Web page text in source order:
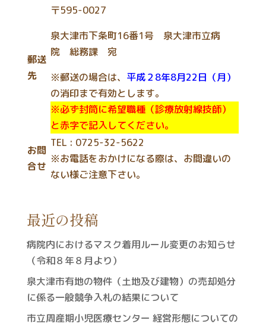
郵送
先
〒595-0027
泉大津市下条町16番1号 泉大津市立病
院 総務課 宛
※郵送の場合は、 平成２8年8月22日（月）
の消印まで有効とします。
※必ず封筒に希望職種（診療放射線技師）
と赤字で記入してください。
お問
合せ
TEL : 0725-32-5622
※お電話をおかけになる際は、お間違いの
ない様ご注意下さい。
最近の投稿
病院内におけるマスク着用ルール変更のお知らせ
（令和８年８月より）
泉大津市有地の物件（土地及び建物）の売却処分
に係る一般競争入札の結果について
市立周産期小児医療センター 経営形態についての